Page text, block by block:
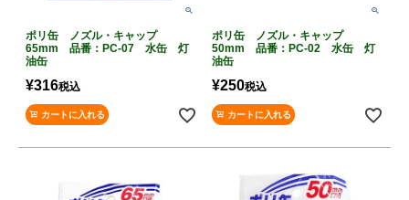
ポリ缶 ノズル・キャップ
65mm 品番：PC-07 水缶 灯
油缶
¥316税込
カートに入れる
ポリ缶 ノズル・キャップ
50mm 品番：PC-02 水缶 灯
油缶
¥250税込
カートに入れる